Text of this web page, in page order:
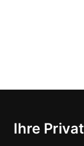
Ihre